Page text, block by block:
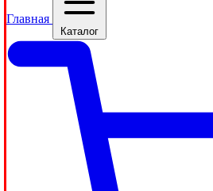
Главная
Каталог